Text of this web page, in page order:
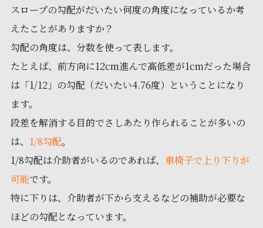
スロープの勾配がだいたい何度の角度になっているか考
えたことがありますか？
勾配の角度は、分数を使って表します。
たとえば、前方向に12cm進んで高低差が1cmだった場合
は「1/12」の勾配（だいたい4.76度）ということになり
ます。
段差を解消する目的でさしあたり作られることが多いの
は、 1/8勾配。
1/8勾配は介助者がいるのであれば、 車椅子で上り下りが
可能です。
特に下りは、介助者が下から支えるなどの補助が必要な
ほどの勾配となっています。